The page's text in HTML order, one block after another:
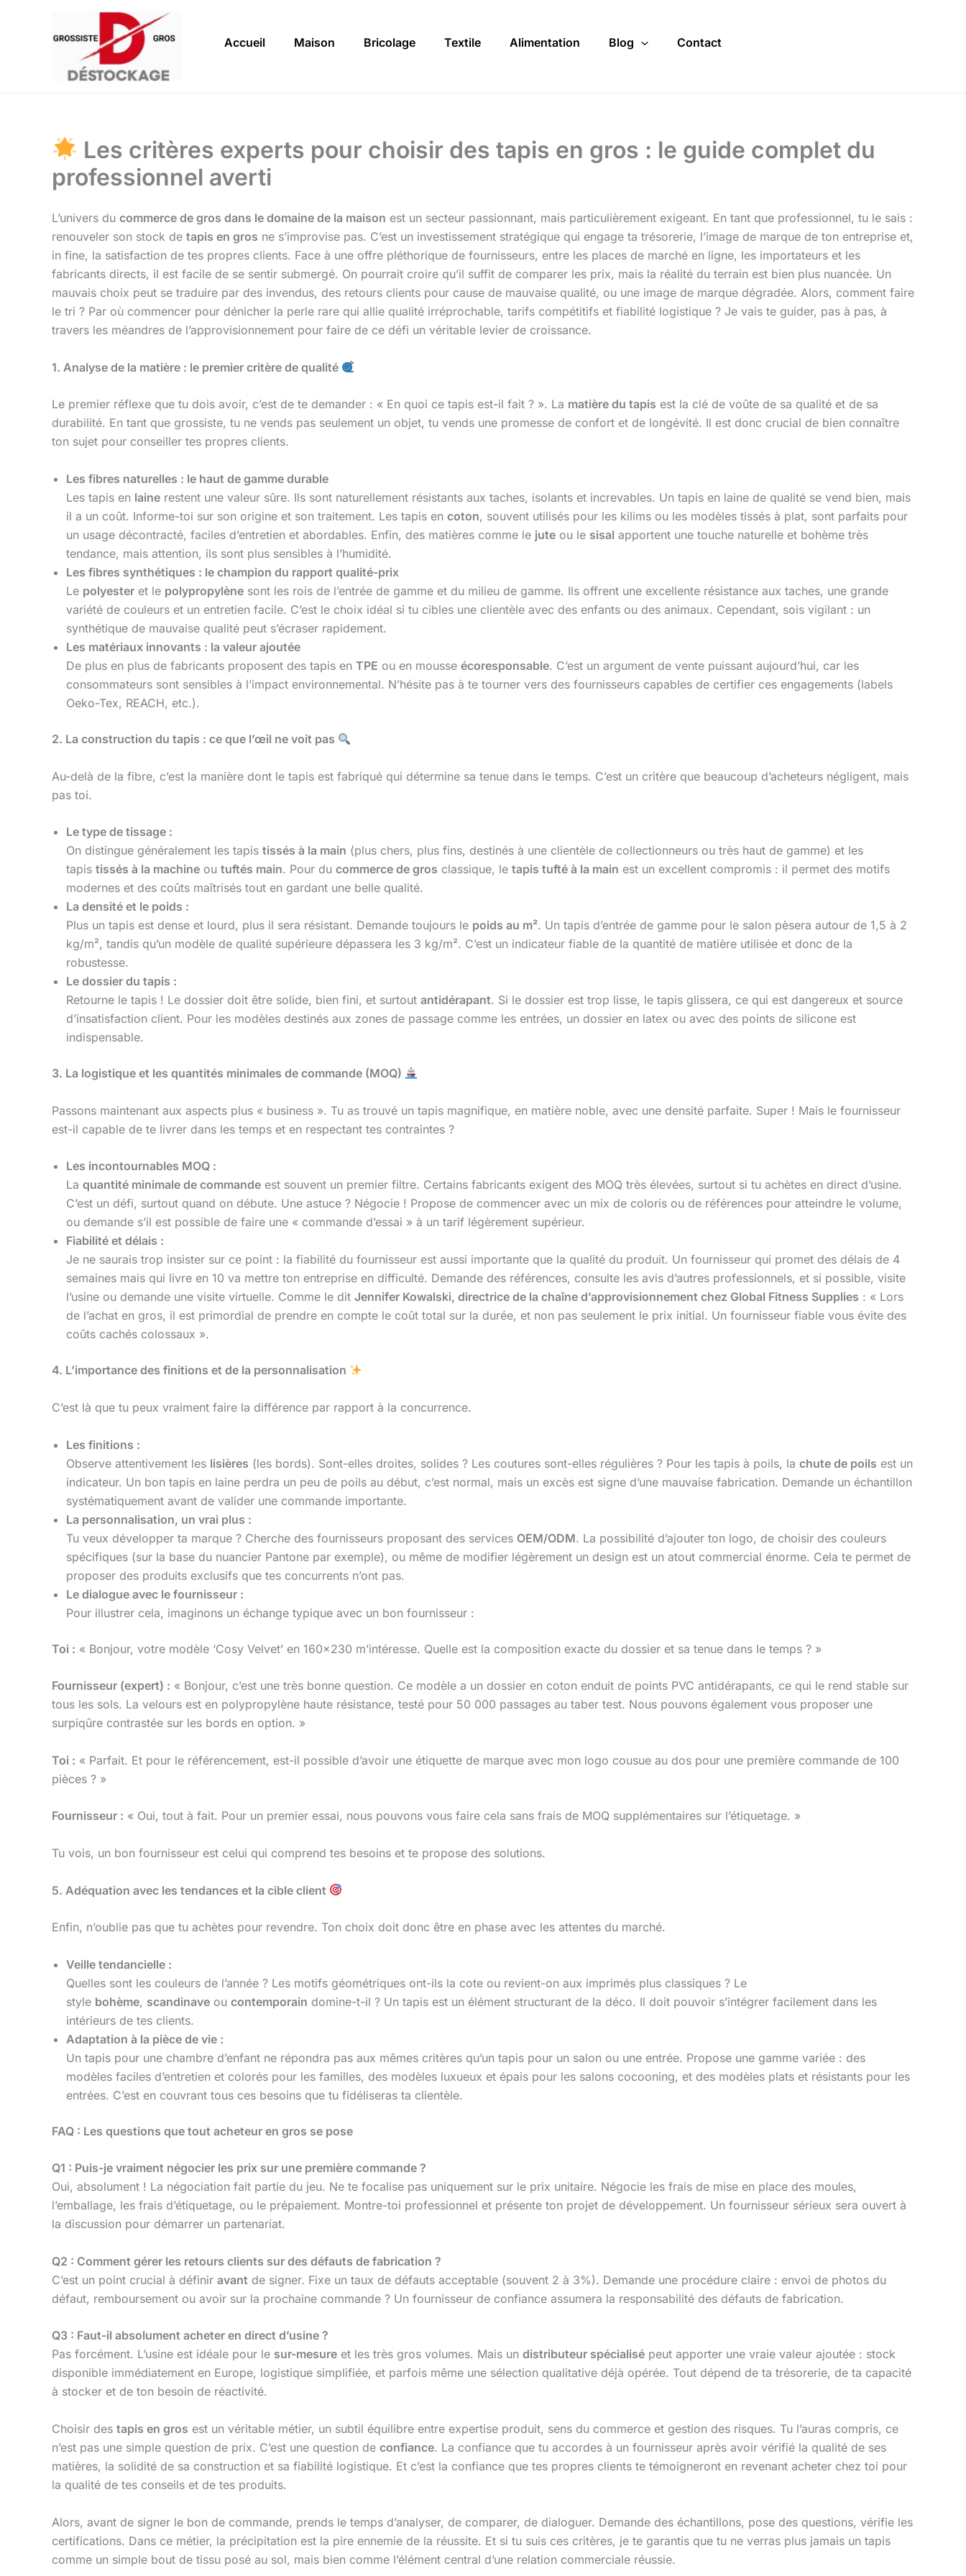
Accueil Maison Bricolage Textile Alimentation Blog Contact
Les critères experts pour choisir des tapis en gros : le guide complet du
professionnel averti
L’univers du commerce de gros dans le domaine de la maison est un secteur passionnant, mais particulièrement exigeant. En tant que professionnel, tu le sais :
renouveler son stock de tapis en gros ne s’improvise pas. C’est un investissement stratégique qui engage ta trésorerie, l’image de marque de ton entreprise et,
in fine, la satisfaction de tes propres clients. Face à une offre pléthorique de fournisseurs, entre les places de marché en ligne, les importateurs et les
fabricants directs, il est facile de se sentir submergé. On pourrait croire qu’il suffit de comparer les prix, mais la réalité du terrain est bien plus nuancée. Un
mauvais choix peut se traduire par des invendus, des retours clients pour cause de mauvaise qualité, ou une image de marque dégradée. Alors, comment faire
le tri ? Par où commencer pour dénicher la perle rare qui allie qualité irréprochable, tarifs compétitifs et fiabilité logistique ? Je vais te guider, pas à pas, à
travers les méandres de l’approvisionnement pour faire de ce défi un véritable levier de croissance.
1. Analyse de la matière : le premier critère de qualité
Le premier réflexe que tu dois avoir, c’est de te demander : « En quoi ce tapis est-il fait ? ». La matière du tapis est la clé de voûte de sa qualité et de sa
durabilité. En tant que grossiste, tu ne vends pas seulement un objet, tu vends une promesse de confort et de longévité. Il est donc crucial de bien connaître
ton sujet pour conseiller tes propres clients.
Les fibres naturelles : le haut de gamme durable
Les tapis en laine restent une valeur sûre. Ils sont naturellement résistants aux taches, isolants et increvables. Un tapis en laine de qualité se vend bien, mais
il a un coût. Informe-toi sur son origine et son traitement. Les tapis en coton, souvent utilisés pour les kilims ou les modèles tissés à plat, sont parfaits pour
un usage décontracté, faciles d’entretien et abordables. Enfin, des matières comme le jute ou le sisal apportent une touche naturelle et bohème très
tendance, mais attention, ils sont plus sensibles à l’humidité.
Les fibres synthétiques : le champion du rapport qualité-prix
Le polyester et le polypropylène sont les rois de l’entrée de gamme et du milieu de gamme. Ils offrent une excellente résistance aux taches, une grande
variété de couleurs et un entretien facile. C’est le choix idéal si tu cibles une clientèle avec des enfants ou des animaux. Cependant, sois vigilant : un
synthétique de mauvaise qualité peut s’écraser rapidement.
Les matériaux innovants : la valeur ajoutée
De plus en plus de fabricants proposent des tapis en TPE ou en mousse écoresponsable. C’est un argument de vente puissant aujourd’hui, car les
consommateurs sont sensibles à l’impact environnemental. N’hésite pas à te tourner vers des fournisseurs capables de certifier ces engagements (labels
Oeko-Tex, REACH, etc.).
2. La construction du tapis : ce que l’œil ne voit pas
Au-delà de la fibre, c’est la manière dont le tapis est fabriqué qui détermine sa tenue dans le temps. C’est un critère que beaucoup d’acheteurs négligent, mais
pas toi.
Le type de tissage :
On distingue généralement les tapis tissés à la main (plus chers, plus fins, destinés à une clientèle de collectionneurs ou très haut de gamme) et les
tapis tissés à la machine ou tuftés main. Pour du commerce de gros classique, le tapis tufté à la main est un excellent compromis : il permet des motifs
modernes et des coûts maîtrisés tout en gardant une belle qualité.
La densité et le poids :
Plus un tapis est dense et lourd, plus il sera résistant. Demande toujours le poids au m². Un tapis d’entrée de gamme pour le salon pèsera autour de 1,5 à 2
kg/m², tandis qu’un modèle de qualité supérieure dépassera les 3 kg/m². C’est un indicateur fiable de la quantité de matière utilisée et donc de la
robustesse.
Le dossier du tapis :
Retourne le tapis ! Le dossier doit être solide, bien fini, et surtout antidérapant. Si le dossier est trop lisse, le tapis glissera, ce qui est dangereux et source
d’insatisfaction client. Pour les modèles destinés aux zones de passage comme les entrées, un dossier en latex ou avec des points de silicone est
indispensable.
3. La logistique et les quantités minimales de commande (MOQ)
Passons maintenant aux aspects plus « business ». Tu as trouvé un tapis magnifique, en matière noble, avec une densité parfaite. Super ! Mais le fournisseur
est-il capable de te livrer dans les temps et en respectant tes contraintes ?
Les incontournables MOQ :
La quantité minimale de commande est souvent un premier filtre. Certains fabricants exigent des MOQ très élevées, surtout si tu achètes en direct d’usine.
C’est un défi, surtout quand on débute. Une astuce ? Négocie ! Propose de commencer avec un mix de coloris ou de références pour atteindre le volume,
ou demande s’il est possible de faire une « commande d’essai » à un tarif légèrement supérieur.
Fiabilité et délais :
Je ne saurais trop insister sur ce point : la fiabilité du fournisseur est aussi importante que la qualité du produit. Un fournisseur qui promet des délais de 4
semaines mais qui livre en 10 va mettre ton entreprise en difficulté. Demande des références, consulte les avis d’autres professionnels, et si possible, visite
l’usine ou demande une visite virtuelle. Comme le dit Jennifer Kowalski, directrice de la chaîne d’approvisionnement chez Global Fitness Supplies : « Lors
de l’achat en gros, il est primordial de prendre en compte le coût total sur la durée, et non pas seulement le prix initial. Un fournisseur fiable vous évite des
coûts cachés colossaux ».
4. L’importance des finitions et de la personnalisation
C’est là que tu peux vraiment faire la différence par rapport à la concurrence.
Les finitions :
Observe attentivement les lisières (les bords). Sont-elles droites, solides ? Les coutures sont-elles régulières ? Pour les tapis à poils, la chute de poils est un
indicateur. Un bon tapis en laine perdra un peu de poils au début, c’est normal, mais un excès est signe d’une mauvaise fabrication. Demande un échantillon
systématiquement avant de valider une commande importante.
La personnalisation, un vrai plus :
Tu veux développer ta marque ? Cherche des fournisseurs proposant des services OEM/ODM. La possibilité d’ajouter ton logo, de choisir des couleurs
spécifiques (sur la base du nuancier Pantone par exemple), ou même de modifier légèrement un design est un atout commercial énorme. Cela te permet de
proposer des produits exclusifs que tes concurrents n’ont pas.
Le dialogue avec le fournisseur :
Pour illustrer cela, imaginons un échange typique avec un bon fournisseur :
Toi : « Bonjour, votre modèle ‘Cosy Velvet’ en 160×230 m’intéresse. Quelle est la composition exacte du dossier et sa tenue dans le temps ? »
Fournisseur (expert) : « Bonjour, c’est une très bonne question. Ce modèle a un dossier en coton enduit de points PVC antidérapants, ce qui le rend stable sur
tous les sols. La velours est en polypropylène haute résistance, testé pour 50 000 passages au taber test. Nous pouvons également vous proposer une
surpiqûre contrastée sur les bords en option. »
Toi : « Parfait. Et pour le référencement, est-il possible d’avoir une étiquette de marque avec mon logo cousue au dos pour une première commande de 100
pièces ? »
Fournisseur : « Oui, tout à fait. Pour un premier essai, nous pouvons vous faire cela sans frais de MOQ supplémentaires sur l’étiquetage. »
Tu vois, un bon fournisseur est celui qui comprend tes besoins et te propose des solutions.
5. Adéquation avec les tendances et la cible client
Enfin, n’oublie pas que tu achètes pour revendre. Ton choix doit donc être en phase avec les attentes du marché.
Veille tendancielle :
Quelles sont les couleurs de l’année ? Les motifs géométriques ont-ils la cote ou revient-on aux imprimés plus classiques ? Le
style bohème, scandinave ou contemporain domine-t-il ? Un tapis est un élément structurant de la déco. Il doit pouvoir s’intégrer facilement dans les
intérieurs de tes clients.
Adaptation à la pièce de vie :
Un tapis pour une chambre d’enfant ne répondra pas aux mêmes critères qu’un tapis pour un salon ou une entrée. Propose une gamme variée : des
modèles faciles d’entretien et colorés pour les familles, des modèles luxueux et épais pour les salons cocooning, et des modèles plats et résistants pour les
entrées. C’est en couvrant tous ces besoins que tu fidéliseras ta clientèle.
FAQ : Les questions que tout acheteur en gros se pose
Q1 : Puis-je vraiment négocier les prix sur une première commande ?
Oui, absolument ! La négociation fait partie du jeu. Ne te focalise pas uniquement sur le prix unitaire. Négocie les frais de mise en place des moules,
l’emballage, les frais d’étiquetage, ou le prépaiement. Montre-toi professionnel et présente ton projet de développement. Un fournisseur sérieux sera ouvert à
la discussion pour démarrer un partenariat.
Q2 : Comment gérer les retours clients sur des défauts de fabrication ?
C’est un point crucial à définir avant de signer. Fixe un taux de défauts acceptable (souvent 2 à 3%). Demande une procédure claire : envoi de photos du
défaut, remboursement ou avoir sur la prochaine commande ? Un fournisseur de confiance assumera la responsabilité des défauts de fabrication.
Q3 : Faut-il absolument acheter en direct d’usine ?
Pas forcément. L’usine est idéale pour le sur-mesure et les très gros volumes. Mais un distributeur spécialisé peut apporter une vraie valeur ajoutée : stock
disponible immédiatement en Europe, logistique simplifiée, et parfois même une sélection qualitative déjà opérée. Tout dépend de ta trésorerie, de ta capacité
à stocker et de ton besoin de réactivité.
Choisir des tapis en gros est un véritable métier, un subtil équilibre entre expertise produit, sens du commerce et gestion des risques. Tu l’auras compris, ce
n’est pas une simple question de prix. C’est une question de confiance. La confiance que tu accordes à un fournisseur après avoir vérifié la qualité de ses
matières, la solidité de sa construction et sa fiabilité logistique. Et c’est la confiance que tes propres clients te témoigneront en revenant acheter chez toi pour
la qualité de tes conseils et de tes produits.
Alors, avant de signer le bon de commande, prends le temps d’analyser, de comparer, de dialoguer. Demande des échantillons, pose des questions, vérifie les
certifications. Dans ce métier, la précipitation est la pire ennemie de la réussite. Et si tu suis ces critères, je te garantis que tu ne verras plus jamais un tapis
comme un simple bout de tissu posé au sol, mais bien comme l’élément central d’une relation commerciale réussie.